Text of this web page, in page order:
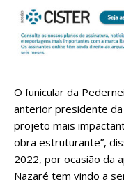
O funicular da
anterior presidente da
projeto mais
obra estruturante”,
2022, por ocasião da
Nazaré tem vindo a